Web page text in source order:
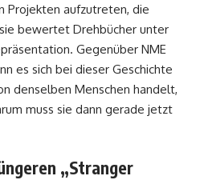
Projekten aufzutreten, die
bewertet Drehbücher unter
Gegenüber NME
es sich bei dieser Geschichte
denselben Menschen handelt,
muss sie dann gerade jetzt
„Stranger